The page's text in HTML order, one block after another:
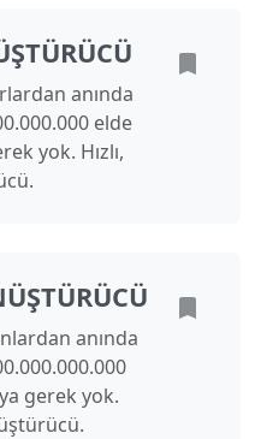
anında
elde
yok. Hızlı,
anında
gerek yok.